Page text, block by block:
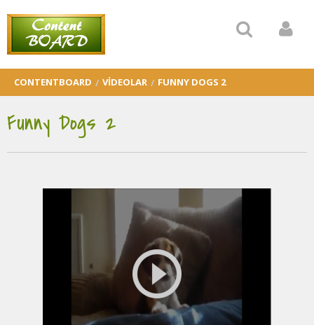
CONTENTBOARD VIDEOLAR FUNNY DOGS 2
Funny Dogs 2